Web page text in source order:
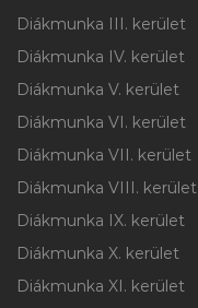
Diákmunka III. kerület
Diákmunka IV. kerület
Diákmunka V. kerület
Diákmunka VI. kerület
Diákmunka VII. kerület
Diákmunka VIII. kerület
Diákmunka IX. kerület
Diákmunka X. kerület
Diákmunka XI. kerület